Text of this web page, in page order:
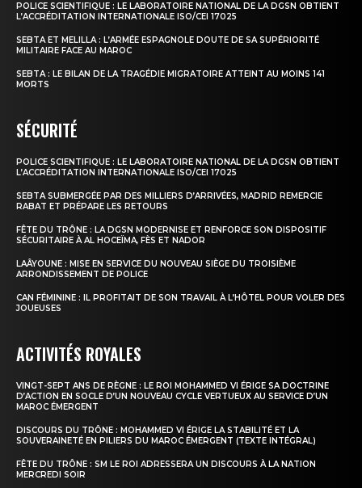
POLICE SCIENTIFIQUE : LE LABORATOIRE NATIONAL DE LA DGSN OBTIENT
L’ACCRÉDITATION INTERNATIONALE ISO/CEI 17025
SEBTA ET MELILLA : L’ARMÉE ESPAGNOLE DOUTE DE SA SUPÉRIORITÉ
MILITAIRE FACE AU MAROC
SEBTA : LE BILAN DE LA TRAGÉDIE MIGRATOIRE ATTEINT AU MOINS 141
MORTS
SÉCURITÉ
POLICE SCIENTIFIQUE : LE LABORATOIRE NATIONAL DE LA DGSN OBTIENT
L’ACCRÉDITATION INTERNATIONALE ISO/CEI 17025
SEBTA SUBMERGÉE PAR DES MILLIERS D’ARRIVÉES, MADRID REMERCIE
RABAT ET PRÉPARE LES RETOURS
FÊTE DU TRÔNE : LA DGSN MODERNISE ET RENFORCE SON DISPOSITIF
SÉCURITAIRE À AL HOCEÏMA, FÈS ET NADOR
LAÂYOUNE : MISE EN SERVICE DU NOUVEAU SIÈGE DU TROISIÈME
ARRONDISSEMENT DE POLICE
CAN FÉMININE : IL PROFITAIT DE SON TRAVAIL À L’HÔTEL POUR VOLER DES
JOUEUSES
ACTIVITÉS ROYALES
VINGT-SEPT ANS DE RÈGNE : LE ROI MOHAMMED VI ÉRIGE SA DOCTRINE
D’ACTION EN SOCLE D’UN NOUVEAU CYCLE VERTUEUX AU SERVICE D’UN
MAROC ÉMERGENT
DISCOURS DU TRÔNE : MOHAMMED VI ÉRIGE LA STABILITÉ ET LA
SOUVERAINETÉ EN PILIERS DU MAROC ÉMERGENT (TEXTE INTÉGRAL)
FÊTE DU TRÔNE : SM LE ROI ADRESSERA UN DISCOURS À LA NATION
MERCREDI SOIR